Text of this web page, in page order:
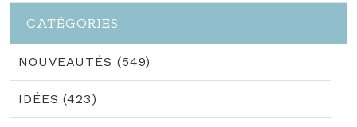
CATÉGORIES
NOUVEAUTÉS (549)
IDÉES (423)